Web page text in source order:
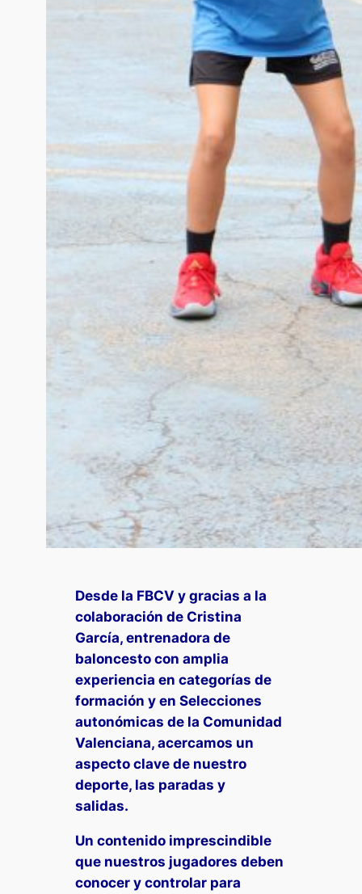
Desde la FBCV y gracias a la
colaboración de Cristina
García, entrenadora de
baloncesto con amplia
experiencia en categorías de
formación y en Selecciones
autonómicas de la Comunidad
Valenciana, acercamos un
aspecto clave de nuestro
deporte, las paradas y
salidas.
Un contenido imprescindible
que nuestros jugadores deben
conocer y controlar para